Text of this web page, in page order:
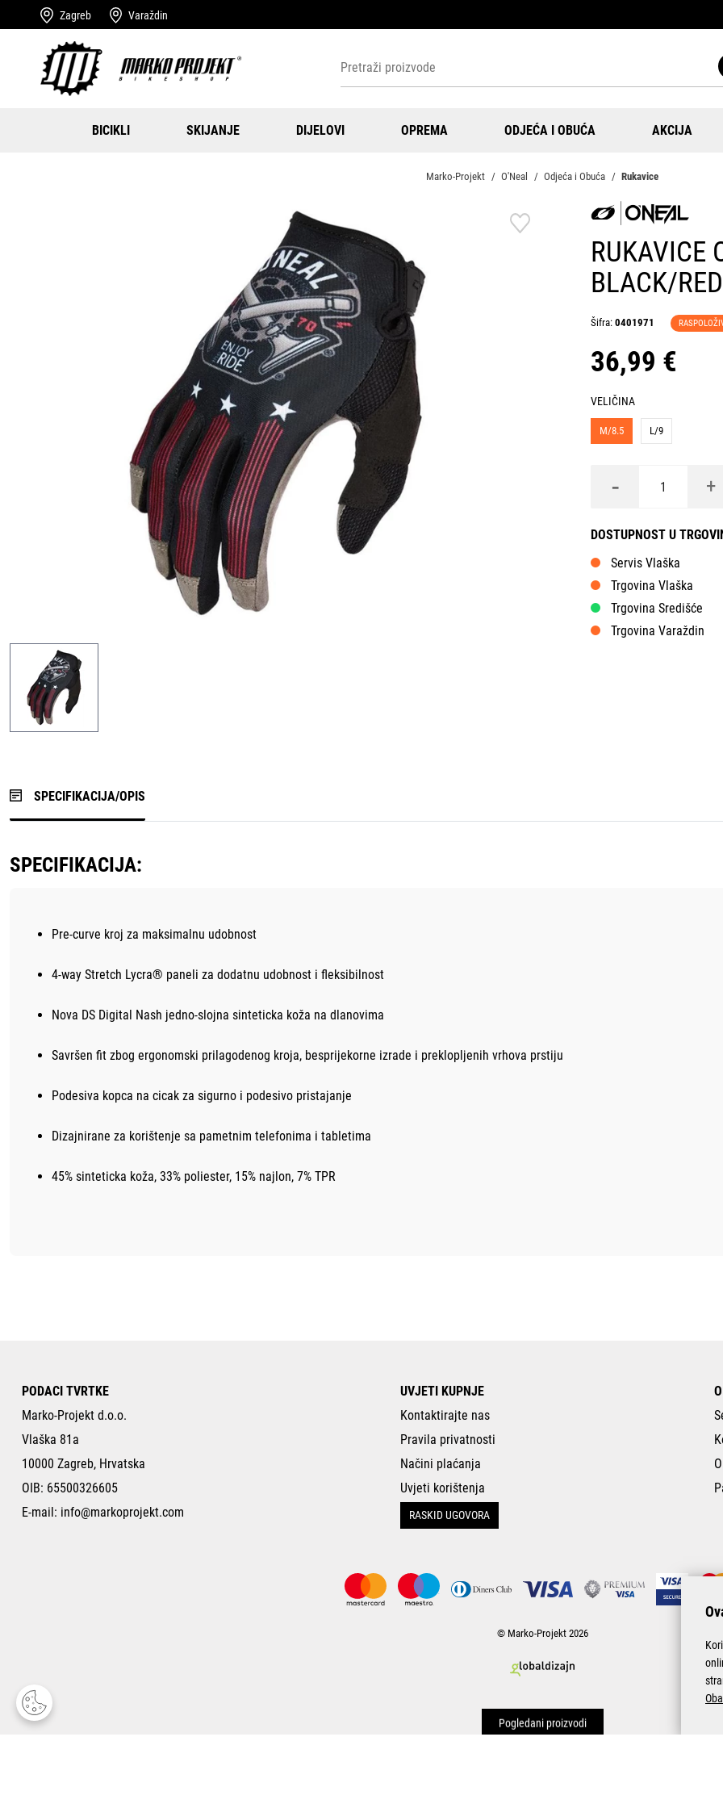
Zagreb Varaždin
BICIKLI SKIJANJE DIJELOVI OPREMA ODJEĆA I OBUĆA AKCIJA
Marko-Projekt O'Neal Odjeća i Obuća Rukavice
RUKAVICE
BLACK/
Šifra: 0401971
36,99 €
VELIČINA
M/8.5 L/9
- +
DOSTUPNOST U
Servis Vlaška
Trgovina Vlaška
Trgovina Središće
Trgovina Varaždin
SPECIFIKACIJA/OPIS
SPECIFIKACIJA:
Pre-curve kroj za maksimalnu udobnost
4-way Stretch Lycra® paneli za dodatnu udobnost i fleksibilnost
Nova DS Digital Nash jedno-slojna sinteticka koža na dlanovima
Savršen fit zbog ergonomski prilagodenog kroja, besprijekorne izrade i preklopljenih vrhova prstiju
Podesiva kopca na cicak za sigurno i podesivo pristajanje
Dizajnirane za korištenje sa pametnim telefonima i tabletima
45% sinteticka koža, 33% poliester, 15% najlon, 7% TPR
Pogledani proizvodi
PODACI TVRTKE
Marko-Projekt d.o.o.
Vlaška 81a
10000 Zagreb, Hrvatska
OIB: 65500326605
E-mail: info@markoprojekt.com
UVJETI KUPNJE
Kontaktirajte nas
Pravila privatnosti
Načini plaćanja
Uvjeti korištenja
RASKID UGOVORA
© Marko-Projekt 2026